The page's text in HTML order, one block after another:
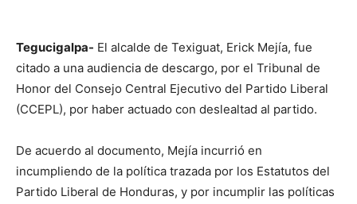
Tegucigalpa- El alcalde de Texiguat, Erick Mejía, fue
citado a una audiencia de descargo, por el Tribunal de
Honor del Consejo Central Ejecutivo del Partido Liberal
(CCEPL), por haber actuado con deslealtad al partido.
De acuerdo al documento, Mejía incurrió en
incumpliendo de la política trazada por los Estatutos del
Partido Liberal de Honduras, y por incumplir las políticas